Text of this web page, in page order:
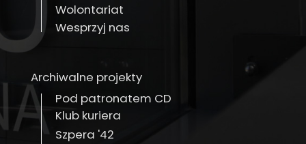
Wolontariat
Wesprzyj nas
Archiwalne projekty
Pod patronatem CD
Klub kuriera
Szpera '42